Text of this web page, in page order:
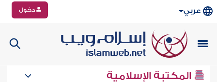
عربي دخول
المكتبة الإسلامية